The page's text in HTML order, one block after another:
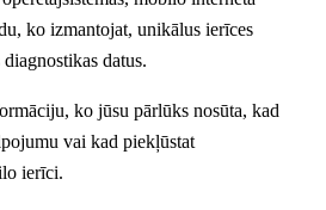
ko izmantojat, unikālus ierīces
datus.
ko jūsu pārlūks nosūta, kad
vai kad piekļūstat
ierīci.